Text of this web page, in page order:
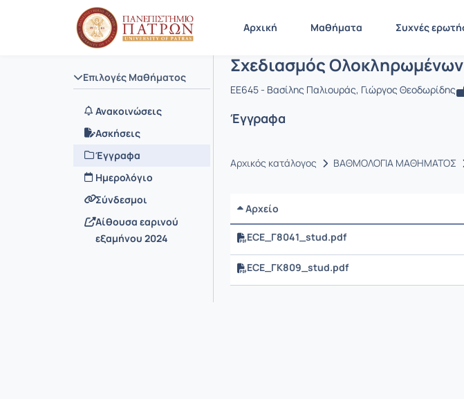
Αρχική Μαθήματα Συχνές
Επιλογές Μαθήματος
Ανακοινώσεις
Ασκήσεις
Έγγραφα
Ημερολόγιο
Σύνδεσμοι
Αίθουσα εαρινού
εξαμήνου 2024
Αρχική Σελίδα Σχεδιασμός Ολοκληρωμένων
Μάθημα : Σχεδιασμός
Κωδικός : EE645
Σχεδιασμός
EE645 - Βασίλης Παλιουράς, Γιώργος Θεοδωρίδης
Έγγραφα
Αρχικός κατάλογος ΒΑΘΜΟΛΟΓΙΑ ΜΑΘΗΜΑΤΟΣ
Αρχείο
ECE_Γ8041_stud.pdf
ECE_ΓK809_stud.pdf